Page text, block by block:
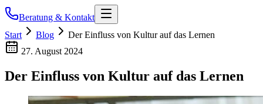
Beratung & Kontakt
Start
Blog
Der Einfluss von Kultur auf das Lernen
27. August 2024
Der Einfluss von Kultur auf das Lernen